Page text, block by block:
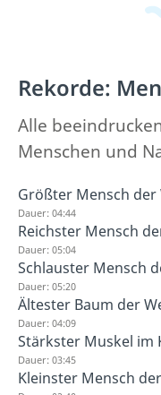
Rekorde:
Alle
Menschen und
Größter Mensch der
Dauer: 04:44
Reichster Mensch
Dauer: 05:04
Schlauster Mensch
Dauer: 05:20
Ältester Baum der
Dauer: 04:09
Stärkster Muskel im
Dauer: 03:45
Kleinster Mensch